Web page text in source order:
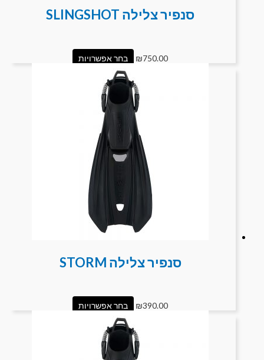
סנפיר צלילה SLINGSHOT
₪750.00 בחר אפשרויות
סנפיר צלילה STORM
₪390.00 בחר אפשרויות